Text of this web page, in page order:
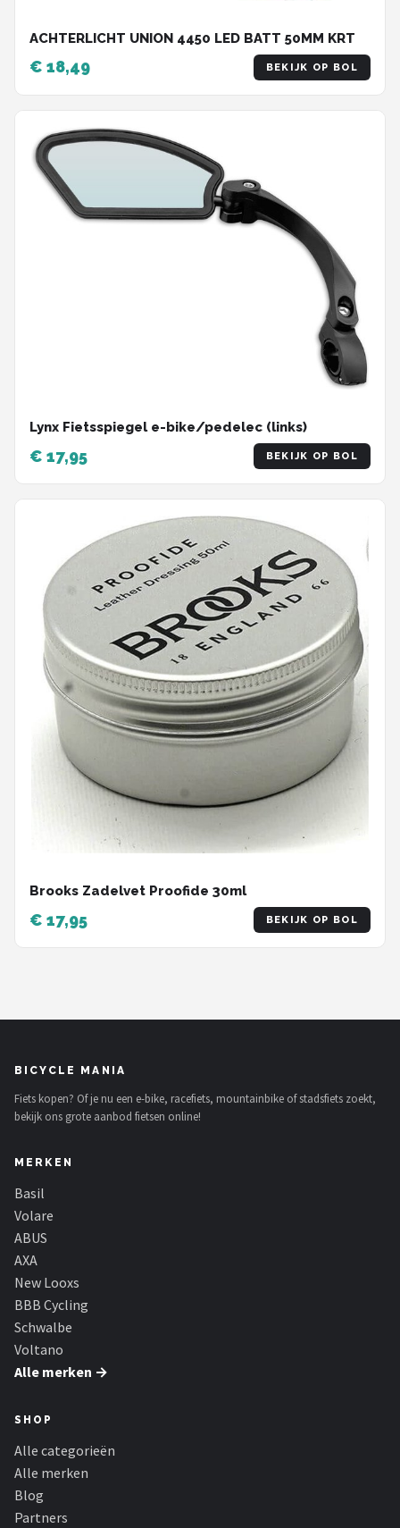
ACHTERLICHT UNION 4450 LED BATT 50MM KRT
€ 18,49 BEKIJK OP BOL
Lynx Fietsspiegel e-bike/pedelec (links)
€ 17,95 BEKIJK OP BOL
Brooks Zadelvet Proofide 30ml
€ 17,95 BEKIJK OP BOL
BICYCLE MANIA
Fiets kopen? Of je nu een e-bike, racefiets, mountainbike of stadsfiets zoekt,
bekijk ons grote aanbod fietsen online!
MERKEN
Basil
Volare
ABUS
AXA
New Looxs
BBB Cycling
Schwalbe
Voltano
Alle merken →
SHOP
Alle categorieën
Alle merken
Blog
Partners